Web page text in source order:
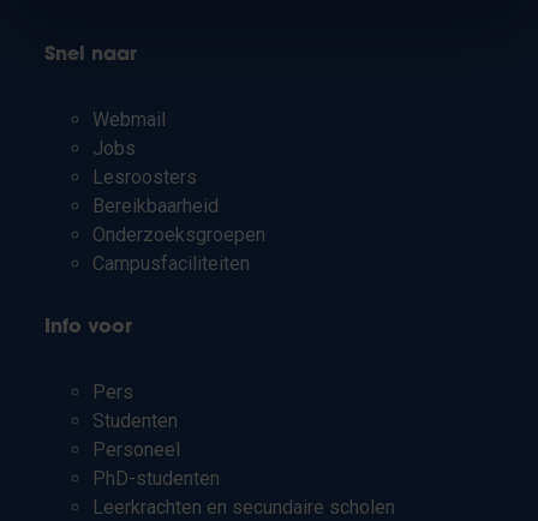
Snel naar
Webmail
Jobs
Lesroosters
Bereikbaarheid
Onderzoeksgroepen
Campusfaciliteiten
Info voor
Pers
Studenten
Personeel
PhD-studenten
Leerkrachten en secundaire scholen